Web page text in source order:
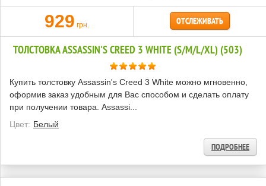
929 грн. ОТСЛЕЖИВАТЬ
ТОЛСТОВКА ASSASSIN'S CREED 3 WHITE (S/M/L/XL) (503)
Купить толстовку Assassin's Creed 3 White можно мгновенно,
оформив заказ удобным для Вас способом и сделать оплату
при получении товара. Assassi...
Цвет: Белый
ПОДРОБНЕЕ